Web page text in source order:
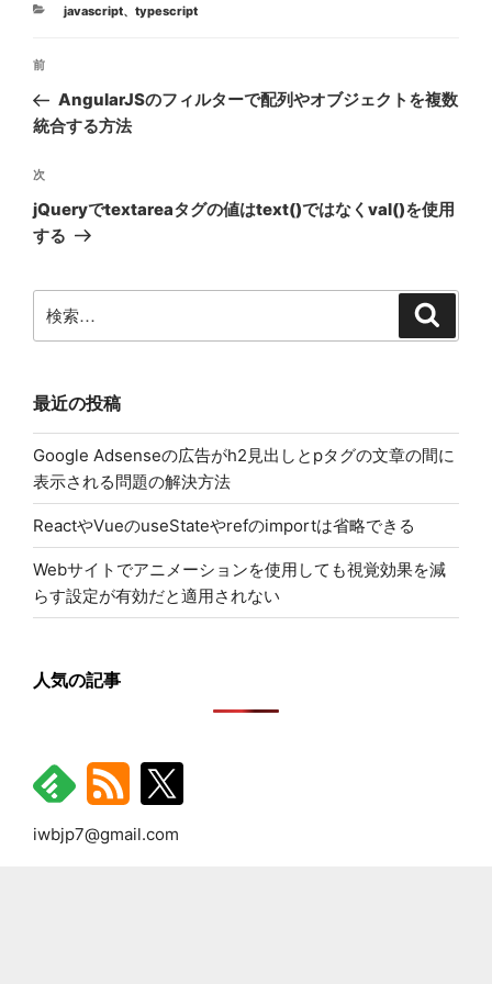
カ
javascript、 typescript
投
ナ
ゲ
ー
シ
ン
前
の
投
前
AngularJSのフィルターで配列やオブジェクトを複数
統合する方法
次
の
投
次
jQueryでtextareaタグの値はtext()ではなくval()を使用
する
索:
最近の投稿
Google Adsenseの広告がh2見出しとpタグの文章の間に
表示される問題の解決方法
ReactやVueのuseStateやrefのimportは省略できる
Webサイトでアニメーションを使用しても視覚効果を減
らす設定が有効だと適用されない
人気の記事
iwbjp7@gmail.com